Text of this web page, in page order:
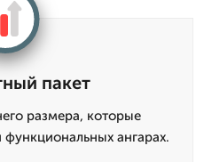
пакет
размера, которые
ангарах.